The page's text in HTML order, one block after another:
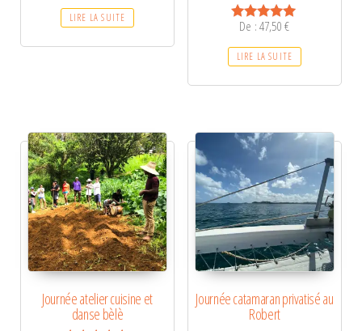
LIRE LA SUITE
Note
sur 5
De :47,50€
LIRE LA SUITE
Journée atelier cuisine et
danse bèlè
Journée catamaran privatisé au
Robert